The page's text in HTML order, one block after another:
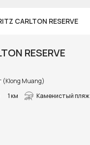
CARLTON RESERVE
RESERVE
(Klong Muang)
1 км Каменистый пляж